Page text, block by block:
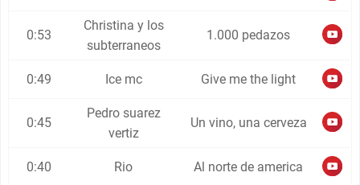
0:53
Christina y los
subterraneos
1.000 pedazos
0:49 Ice mc Give me the light
0:45
Pedro suarez
vertiz
Un vino, una cerveza
0:40 Rio Al norte de america